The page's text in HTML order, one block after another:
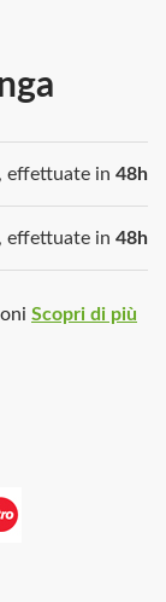
, effettuate in 48h
, effettuate in 48h
Scopri di più